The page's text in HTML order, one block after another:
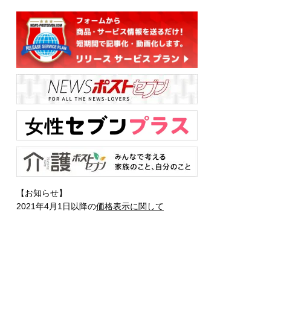
【お知らせ】
2021年4月1日以降の価格表示に関して